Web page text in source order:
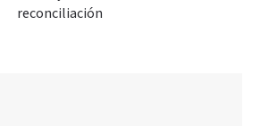
reconciliación